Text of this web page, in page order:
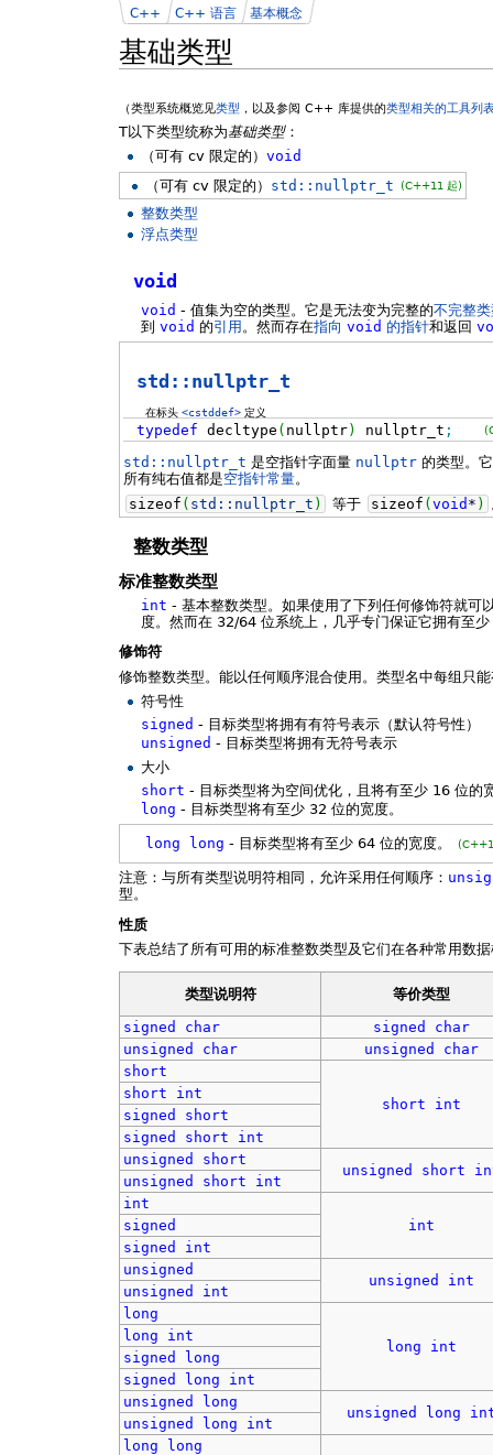
基础类型
C++ C++ 语言 基本概念
（类型系统概览见类型 ，以及参阅 C++ 库提供的类型相关的工具列
T以下类型统称为基础类型：
（可有 cv 限定的）void
（可有 cv 限定的） std::nullptr_t (C++11 起)
整数类型
浮点类型
void
void - 值集为空的类型。它是无法变为完整的不完整
到void 的引用 。然而存在指向void 的指针和返回
std::nullptr_t
在标头<cstddef> 定义
typedef decltype ( nullptr) nullptr_t ;
std::nullptr_t 是空指针字面量 nullptr的类型。它
所有纯右值都是空指针常量。
sizeof ( std:: nullptr_t ) 等于 sizeof ( void * )
整数类型
标准整数类型
int - 基本整数类型。如果使用了下列任何修饰符就可
度。然而在 32/64 位系统上，几乎专门保证它拥有至
修饰符
修饰整数类型。能以任何顺序混合使用。类型名中每组只
符号性
signed - 目标类型将拥有有符号表示（默认符号性）
unsigned - 目标类型将拥有无符号表示
大小
short - 目标类型将为空间优化，且将有至少 16 位的
long - 目标类型将有至少 32 位的宽度。
long long - 目标类型将有至少 64 位的宽度。
注意：与所有类型说明符相同，允许采用任何顺序：
型。
性质
下表总结了所有可用的标准整数类型及它们在各种常用数
类型说明符
等价类型
signed
char signed
char
unsigned
char unsigned
char
short
short
int
short
int
signed
short
signed
short
int
unsigned
short
unsigned short
unsigned short
int
int
int
signed
signed
int
unsigned
unsigned int
unsigned
int
long
long
int
long
int
signed
long
signed
long
int
unsigned
long
unsigned long
unsigned long
int
long
long